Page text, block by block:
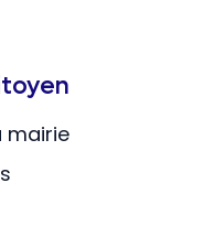
mairie